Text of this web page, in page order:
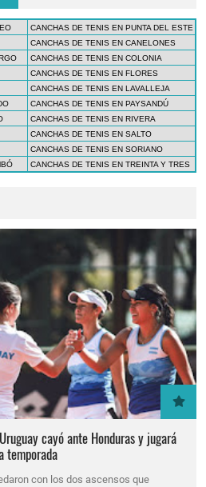
CANCHAS DE TENIS EN PUNTA DEL ESTE
CANCHAS DE TENIS EN CANELONES
CANCHAS DE TENIS EN COLONIA
CANCHAS DE TENIS EN FLORES
CANCHAS DE TENIS EN LAVALLEJA
CANCHAS DE TENIS EN PAYSANDÚ
CANCHAS DE TENIS EN RIVERA
CANCHAS DE TENIS EN SALTO
CANCHAS DE TENIS EN SORIANO
CANCHAS DE TENIS EN TREINTA Y TRES
cayó ante Honduras y jugará
temporada
con los dos ascensos que